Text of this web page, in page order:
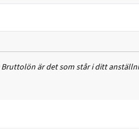
Bruttolön är det som står i ditt